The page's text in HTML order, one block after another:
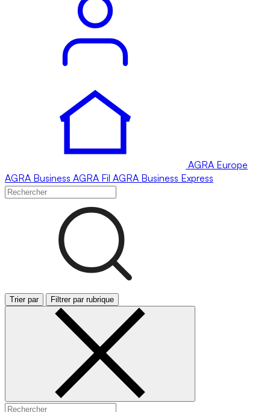
AGRA Europe
AGRA Business AGRA Fil AGRA Business Express
Trier par Filtrer par rubrique